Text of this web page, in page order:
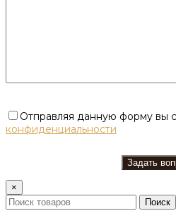
Отправляя данную форму вы
конфиденциальности
×
Поиск